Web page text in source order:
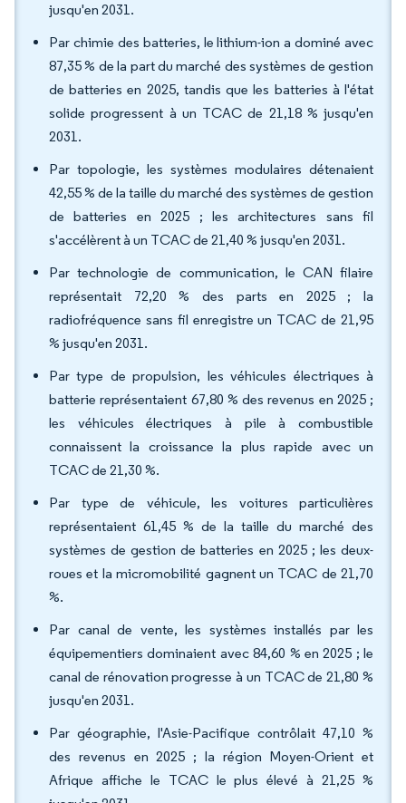
jusqu'en 2031.
Par chimie des batteries, le lithium-ion a dominé avec
87,35 % de la part du marché des systèmes de gestion
de batteries en 2025, tandis que les batteries à l'état
solide progressent à un TCAC de 21,18 % jusqu'en
2031.
Par topologie, les systèmes modulaires détenaient
42,55 % de la taille du marché des systèmes de gestion
de batteries en 2025 ; les architectures sans fil
s'accélèrent à un TCAC de 21,40 % jusqu'en 2031.
Par technologie de communication, le CAN filaire
représentait 72,20 % des parts en 2025 ; la
radiofréquence sans fil enregistre un TCAC de 21,95
% jusqu'en 2031.
Par type de propulsion, les véhicules électriques à
batterie représentaient 67,80 % des revenus en 2025 ;
les véhicules électriques à pile à combustible
connaissent la croissance la plus rapide avec un
TCAC de 21,30 %.
Par type de véhicule, les voitures particulières
représentaient 61,45 % de la taille du marché des
systèmes de gestion de batteries en 2025 ; les deux-
roues et la micromobilité gagnent un TCAC de 21,70
%.
Par canal de vente, les systèmes installés par les
équipementiers dominaient avec 84,60 % en 2025 ; le
canal de rénovation progresse à un TCAC de 21,80 %
jusqu'en 2031.
Par géographie, l'Asie-Pacifique contrôlait 47,10 %
des revenus en 2025 ; la région Moyen-Orient et
Afrique affiche le TCAC le plus élevé à 21,25 %